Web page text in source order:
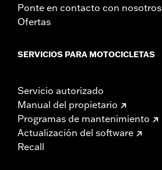
Ponte en contacto con nosotros
Ofertas
SERVICIOS PARA MOTOCICLETAS
Servicio autorizado
Manual del propietario
Programas de mantenimiento
Actualización del software
Recall